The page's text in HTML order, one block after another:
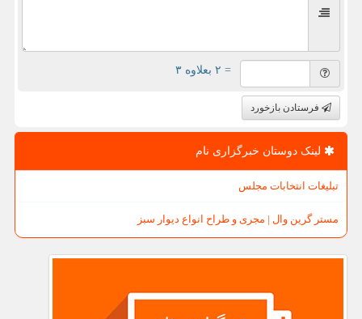
= ۲ بعلاوه ۳
فرستادن بازخورد
لینک دوستان خبرگزاری نام
تبلیغات انتخابات مجلس
مستر گرین وال | مجری و طراح انواع دیوار سبز